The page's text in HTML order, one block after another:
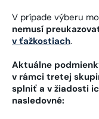
V prípade výberu
nemusí
v ťažkostiach.
Aktuálne
v rámci tretej
splniť a v žiadosti
nasledovné: